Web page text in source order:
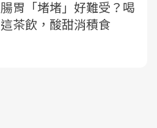
腸胃「堵堵」好難受？喝
這茶飲，酸甜消積食